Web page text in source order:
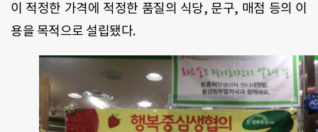
이 적정한 가격에 적정한 품질의 식당, 문구, 매점 등의 이
용을 목적으로 설립됐다.